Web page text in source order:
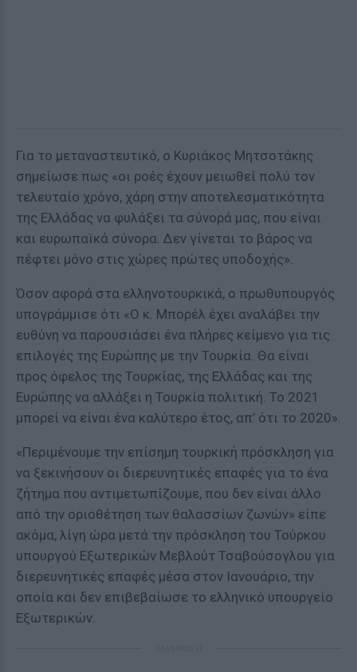
Για το μεταναστευτικό, ο Κυριάκος Μητσοτάκης
σημείωσε πως «οι ροές έχουν μειωθεί πολύ τον
τελευταίο χρόνο, χάρη στην αποτελεσματικότητα
της Ελλάδας να φυλάξει τα σύνορά μας, που είναι
και ευρωπαϊκά σύνορα. Δεν γίνεται το βάρος να
πέφτει μόνο στις χώρες πρώτες υποδοχής».
Όσον αφορά στα ελληνοτουρκικά, ο πρωθυπουργός
υπογράμμισε ότι «Ο κ. Μπορέλ έχει αναλάβει την
ευθύνη να παρουσιάσει ένα πλήρες κείμενο για τις
επιλογές της Ευρώπης με την Τουρκία. Θα είναι
προς όφελος της Τουρκίας, της Ελλάδας και της
Ευρώπης να αλλάξει η Τουρκία πολιτική. Το 2021
μπορεί να είναι ένα καλύτερο έτος, απ’ ότι το 2020».
«Περιμένουμε την επίσημη τουρκική πρόσκληση για
να ξεκινήσουν οι διερευνητικές επαφές για το ένα
ζήτημα που αντιμετωπίζουμε, που δεν είναι άλλο
από την οριοθέτηση των θαλασσίων ζωνών» είπε
ακόμα, λίγη ώρα μετά την πρόσκληση του Τούρκου
υπουργού Εξωτερικών Μεβλούτ Τσαβούσογλου για
διερευνητικές επαφές μέσα στον Ιανουάριο, την
οποία και δεν επιβεβαίωσε το ελληνικό υπουργείο
Εξωτερικών.